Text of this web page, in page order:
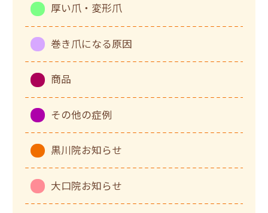
厚い爪・変形爪
巻き爪になる原因
商品
その他の症例
黒川院お知らせ
大口院お知らせ